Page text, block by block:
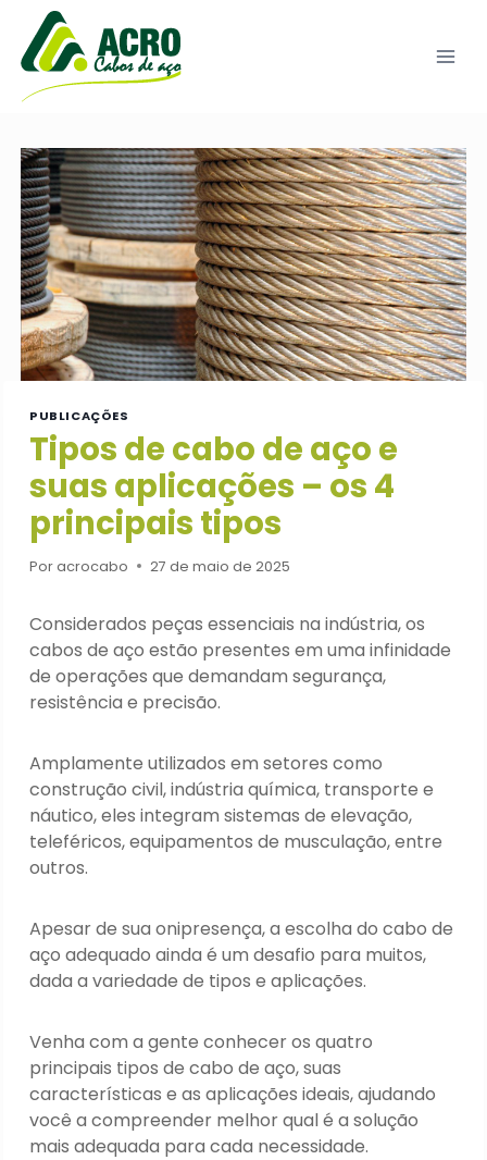
para
Conteúdo
PUBLICAÇÕES
Tipos de cabo de aço e
suas aplicações – os 4
principais tipos
Poracrocabo 27 de maio de 2025
Considerados peças essenciais na indústria, os
cabos de aço estão presentes em uma infinidade
de operações que demandam segurança,
resistência e precisão.
Amplamente utilizados em setores como
construção civil, indústria química, transporte e
náutico, eles integram sistemas de elevação,
teleféricos, equipamentos de musculação, entre
outros.
Apesar de sua onipresença, a escolha do cabo de
aço adequado ainda é um desafio para muitos,
dada a variedade de tipos e aplicações.
Venha com a gente conhecer os quatro
principais tipos de cabo de aço, suas
características e as aplicações ideais, ajudando
você a compreender melhor qual é a solução
mais adequada para cada necessidade.